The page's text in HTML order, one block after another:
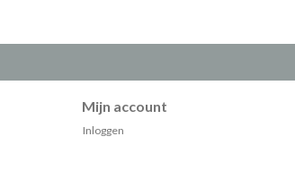
Mijn account
Inloggen